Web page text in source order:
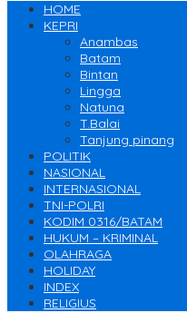
HOME
KEPRI
Anambas
Batam
Bintan
Lingga
Natuna
T.Balai
Tanjung pinang
POLITIK
NASIONAL
INTERNASIONAL
TNI-POLRI
KODIM 0316/BATAM
HUKUM – KRIMINAL
OLAHRAGA
HOLIDAY
INDEX
RELIGIUS